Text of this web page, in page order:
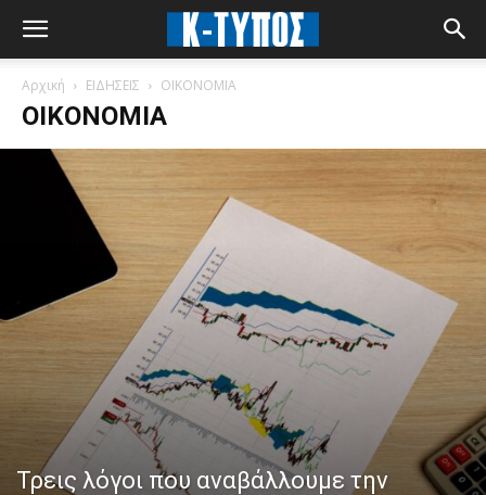
Αρχική ΕΙΔΗΣΕΙΣ ΟΙΚΟΝΟΜΙΑ
ΟΙΚΟΝΟΜΙΑ
Τρεις λόγοι που αναβάλλουμε την